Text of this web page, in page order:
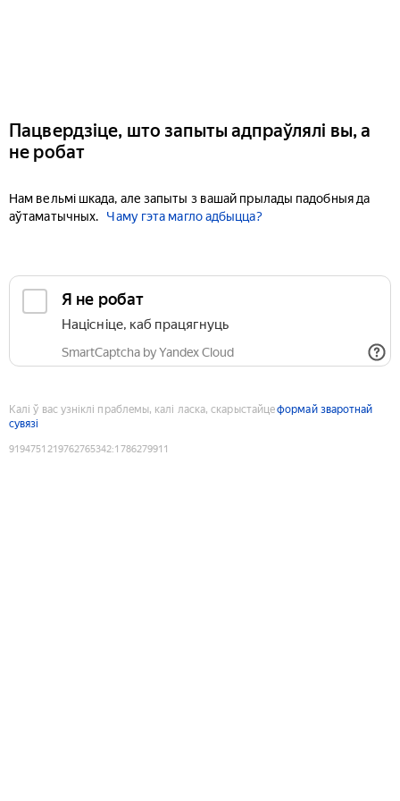
Пацвердзіце, што запыты адпраўлялі вы, а
не робат
Нам вельмі шкада, але запыты з вашай прылады падобныя да
аўтаматычных.
Чаму гэта магло адбыцца?
Я не робат
Націсніце, каб працягнуць
SmartCaptcha by Yandex Cloud
Калі ў вас узніклі праблемы, калі ласка, скарыстайцеформай зваротнай
сувязі
9194751219762765342:1786279911